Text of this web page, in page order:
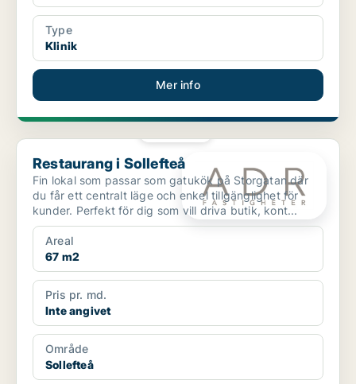
Type
Klinik
Mer info
Restaurang i Sollefteå
Restaurang i Sollefteå
Fin lokal som passar som gatukök på Storgatan där
du får ett centralt läge och enkel tillgänglighet för
kunder. Perfekt för dig som vill driva butik, kont...
Areal
67 m2
Pris pr. md.
Inte angivet
Område
Sollefteå